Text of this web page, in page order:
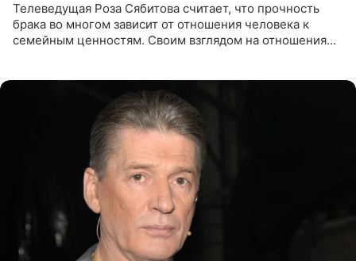
Телеведущая Роза Сябитова считает, что прочность
брака во многом зависит от отношения человека к
семейным ценностям. Своим взглядом на отношения